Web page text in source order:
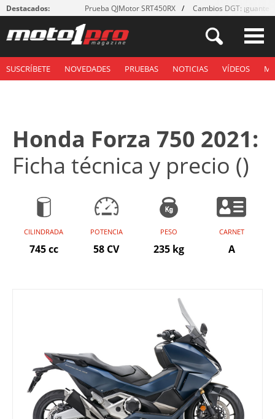
Destacados: Prueba QJMotor SRT450RX Cambios DGT: ¡guantes!
SUSCRÍBETE NOVEDADES PRUEBAS NOTICIAS VÍDEOS
Honda Forza 750 2021:
Ficha técnica y precio ()
CILINDRADA
745 cc
POTENCIA
58 CV
PESO
235 kg
CARNET
A